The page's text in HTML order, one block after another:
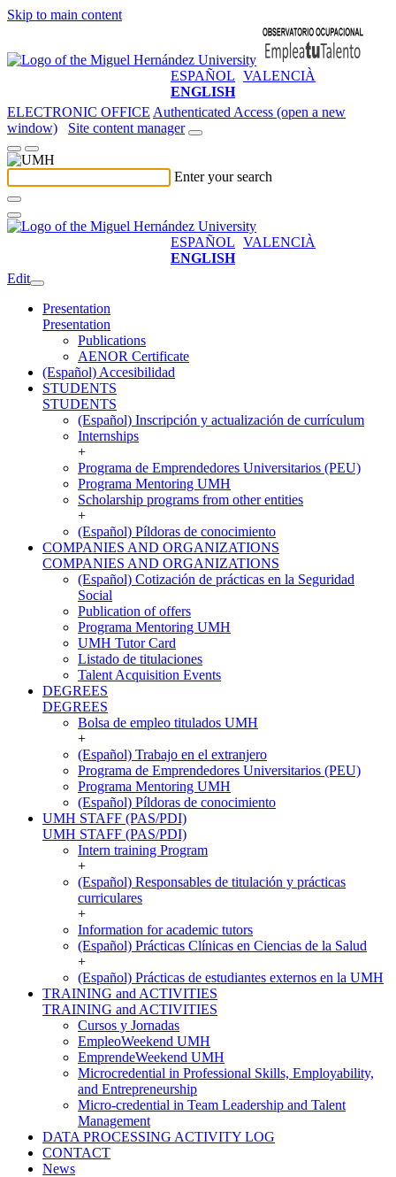
Skip to main content
ESPAÑOL VALENCIÀ
ENGLISH
ELECTRONIC OFFICE Authenticated Access (open a new
window)
Site content manager
Enter your search
ESPAÑOL VALENCIÀ
ENGLISH
Edit
Presentation
Presentation
Publications
AENOR Certificate
(Español) Accesibilidad
STUDENTS
STUDENTS
(Español) Inscripción y actualización de currículum
Internships
+
Programa de Emprendedores Universitarios (PEU)
Programa Mentoring UMH
Scholarship programs from other entities
+
(Español) Píldoras de conocimiento
COMPANIES AND ORGANIZATIONS
COMPANIES AND ORGANIZATIONS
(Español) Cotización de prácticas en la Seguridad
Social
Publication of offers
Programa Mentoring UMH
UMH Tutor Card
Listado de titulaciones
Talent Acquisition Events
DEGREES
DEGREES
Bolsa de empleo titulados UMH
+
(Español) Trabajo en el extranjero
Programa de Emprendedores Universitarios (PEU)
Programa Mentoring UMH
(Español) Píldoras de conocimiento
UMH STAFF (PAS/PDI)
UMH STAFF (PAS/PDI)
Intern training Program
+
(Español) Responsables de titulación y prácticas
curriculares
+
Information for academic tutors
(Español) Prácticas Clínicas en Ciencias de la Salud
+
(Español) Prácticas de estudiantes externos en la UMH
TRAINING and ACTIVITIES
TRAINING and ACTIVITIES
Cursos y Jornadas
EmpleoWeekend UMH
EmprendeWeekend UMH
Microcredential in Professional Skills, Employability,
and Entrepreneurship
Micro-credential in Team Leadership and Talent
Management
DATA PROCESSING ACTIVITY LOG
CONTACT
News